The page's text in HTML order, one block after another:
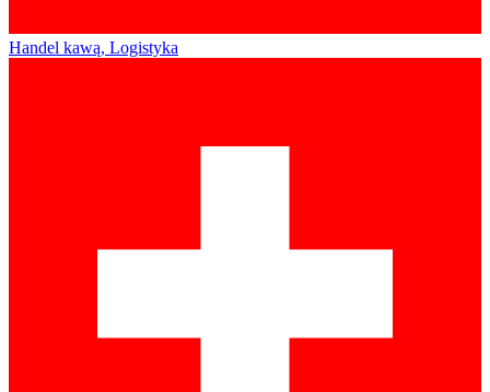
Handel kawą, Logistyka